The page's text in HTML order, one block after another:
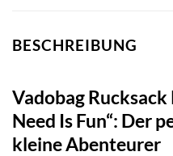
BESCHREIBUNG
Vadobag Rucksack
Need Is Fun“: Der
kleine Abenteurer